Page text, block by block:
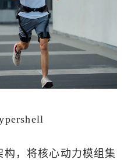
构，将核心动力模组集